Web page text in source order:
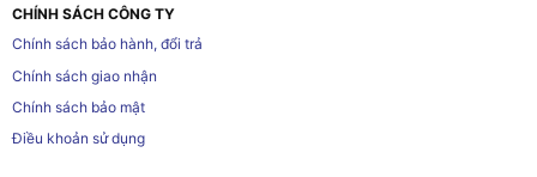
CHÍNH SÁCH CÔNG TY
Chính sách bảo hành, đổi trả
Chính sách giao nhận
Chính sách bảo mật
Điều khoản sử dụng